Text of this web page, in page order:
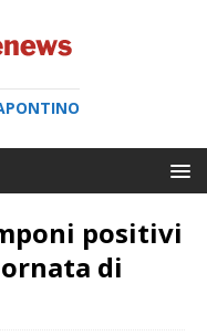
positivi
di